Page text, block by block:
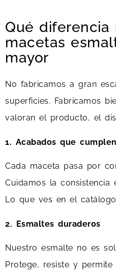
Qué diferencia
macetas
mayor
No fabricamos a gran
superficies. Fabricamos
valoran el producto, el
1. Acabados que cumplen
Cada maceta pasa por
Cuidamos la
Lo que ves en el
2. Esmaltes duraderos
Nuestro esmalte no es
Protege, resiste y